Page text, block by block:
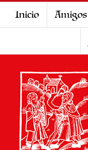
Inicio Amigos